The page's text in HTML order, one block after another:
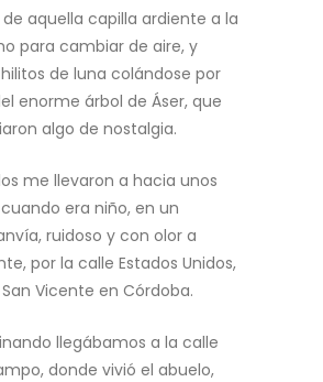
aquella capilla ardiente a la
para cambiar de aire, y
de luna colándose por
enorme árbol de Áser, que
algo de nostalgia.
me llevaron a hacia unos
era niño, en un
ruidoso y con olor a
por la calle Estados Unidos,
Vicente en Córdoba.
llegábamos a la calle
donde vivió el abuelo,